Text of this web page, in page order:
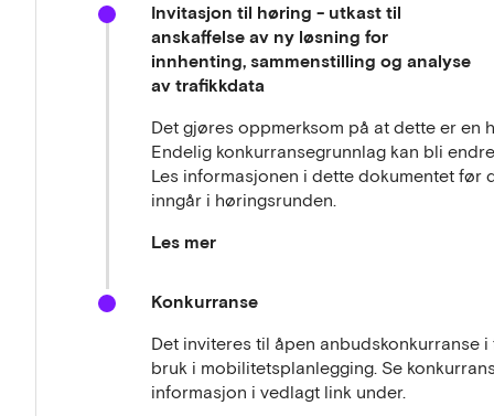
Oppgaver Workshop Dialogkonferanse
oppfordret leverandørene til å holde seg
ovenfor.
For at Bymiljøetaten skulle være forberedt
ba de leverandørene sende inn enkle
svar.
Alt av informasjon som fremkom i
konfidensielt.
Invitasjon til høring - utkast til
anskaffelse av ny løsning for
innhenting, sammenstilling og analyse
av trafikkdata
Det gjøres oppmerksom på at dette er en
Endelig konkurransegrunnlag kan bli
Les informasjonen i dette dokumentet før
inngår i høringsrunden.
Les mer
verktøy for innsamling, sammenstilling og
ble det kunngjort en del av
fikk mulighet til å gi innspill på disse.
Denne høringsrunden er en del av
Konkurranse
Det inviteres til åpen anbudskonkurranse
bruk i mobilitetsplanlegging. Se
informasjon i vedlagt link under.